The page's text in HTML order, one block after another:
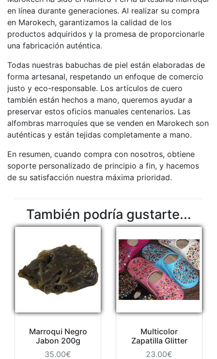
en línea durante generaciones. Al realizar su compra
en Marokech, garantizamos la calidad de los
productos adquiridos y la promesa de proporcionarle
una fabricación auténtica.
Todas nuestras babuchas de piel están elaboradas de
forma artesanal, respetando un enfoque de comercio
justo y eco-responsable. Los artículos de cuero
también están hechos a mano, queremos ayudar a
preservar estos oficios manuales centenarios. Las
alfombras marroquíes que se venden en Marokech son
auténticas y están tejidas completamente a mano.
En resumen, cuando compra con nosotros, obtiene
soporte personalizado de principio a fin, y hacemos
de su satisfacción nuestra máxima prioridad.
También podría gustarte...
Marroqui Negro
Jabon 200g
35.00€
Multicolor
Zapatilla Glitter
23.00€